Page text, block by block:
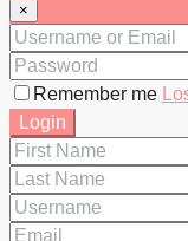
×
Remember me
Login